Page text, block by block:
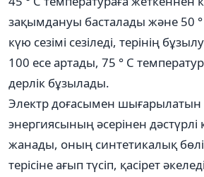
зақымдануы басталады және 50 °
күю сезімі сезіледі, терінің
100 есе артады, 75 ° C
дерлік бұзылады.
Электр доғасымен
энергиясының әсерінен дәстүрлі
жанады, оның синтетикалық
терісіне ағып түсіп, қасірет